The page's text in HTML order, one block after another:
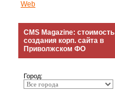
Web
CMS Magazine: стоимость
создания корп. сайта в
Приволжском ФО
Город: